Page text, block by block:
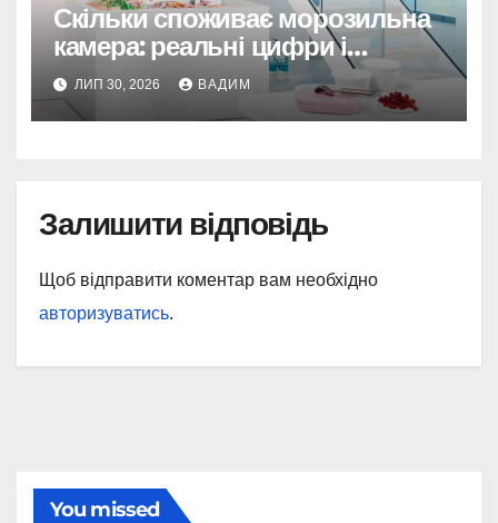
Скільки споживає морозильна
камера: реальні цифри і
розрахунки
ЛИП 30, 2026 ВАДИМ
Залишити відповідь
Щоб відправити коментар вам необхідно
авторизуватись.
You missed